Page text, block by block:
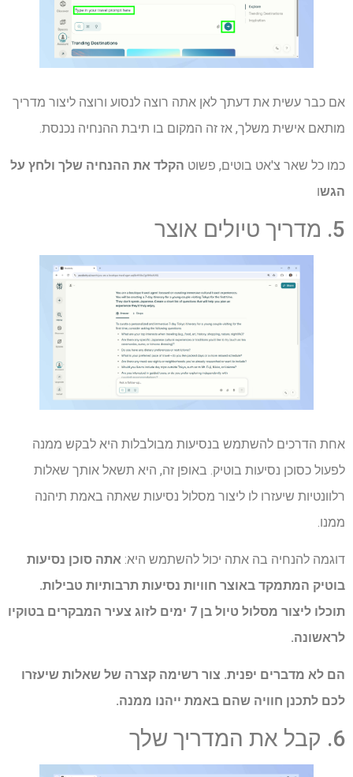
אם כבר עשית את דעתך לאן אתה רוצה לנסוע ורוצה ליצור מדריך
מותאם אישית משלך, אז זה המקום בו תיבת ההנחיה נכנסת.
כמו כל שאר צ'אט בוטים, פשוט הקלד את ההנחיה שלך ולחץ על
הגשו
5. מדריך טיולים אוצר
אחת הדרכים להשתמש בנסיעות מבולבלות היא לבקש ממנה
לפעול כסוכן נסיעות בוטיק. באופן זה, היא תשאל אותך שאלות
רלוונטיות שיעזרו לו ליצור מסלול נסיעות שאתה באמת תיהנה
ממנו.
דוגמה להנחיה בה אתה יכול להשתמש היא: אתה סוכן נסיעות
בוטיק המתמקד באוצר חוויות נסיעות תרבותיות טבילות.
תוכלו ליצור מסלול טיול בן 7 ימים לזוג צעיר המבקרים בטוקיו
לראשונה.
הם לא מדברים יפנית. צור רשימה קצרה של שאלות שיעזרו
לכם לתכנן חוויה שהם באמת ייהנו ממנה.
6. קבל את המדריך שלך